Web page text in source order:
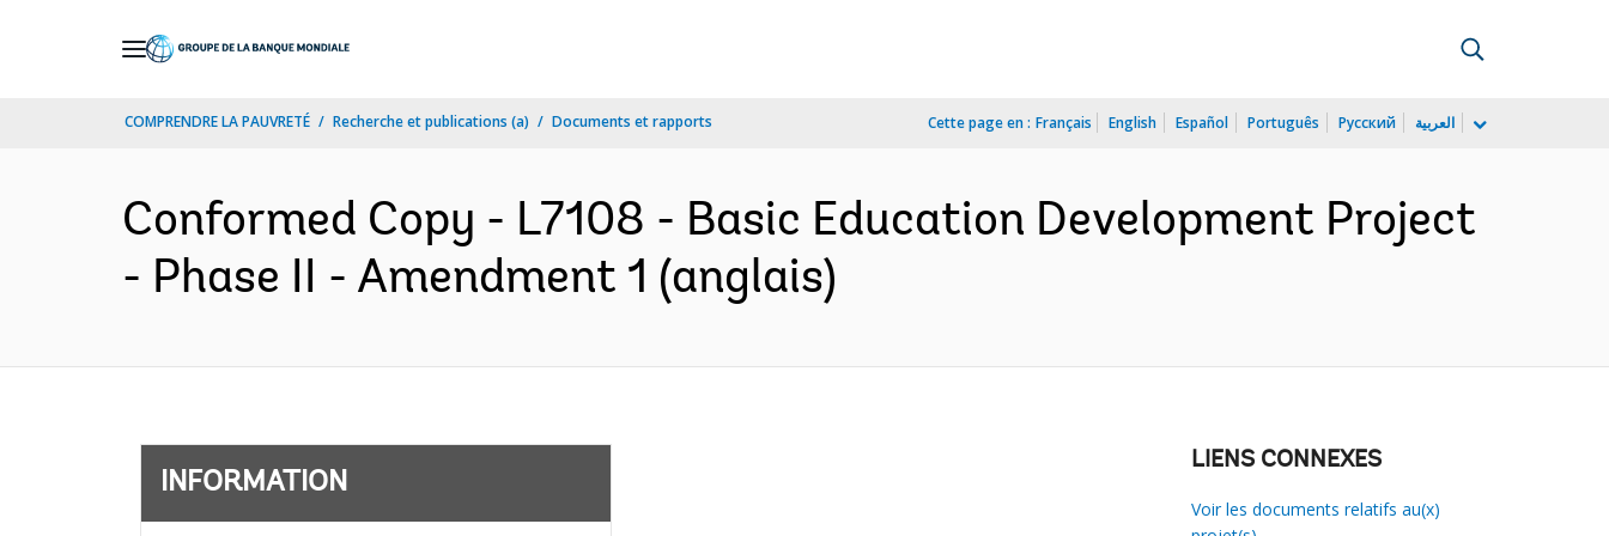
COMPRENDRE LA PAUVRETÉ Recherche et publications (a) Documents et rapports Cette page en : Français English Español Português Русский العربية
Conformed Copy - L7108 - Basic Education Development Project
- Phase II - Amendment 1 (anglais)
INFORMATION
LIENS CONNEXES
Voir les documents relatifs au(x)